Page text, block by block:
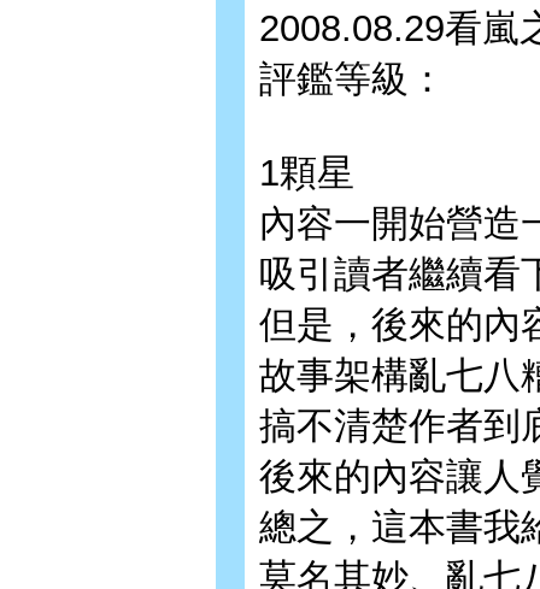
2008.08.29看嵐
評鑑等級：
1顆星
內容一開始營造
吸引讀者繼續看
但是，後來的內
故事架構亂七八
搞不清楚作者到
後來的內容讓人
總之，這本書我
莫名其妙、亂七